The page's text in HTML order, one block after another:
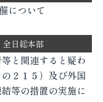
について
全日総本部
と関連すると疑わ
２１５）及び外国
等の措置の実施に